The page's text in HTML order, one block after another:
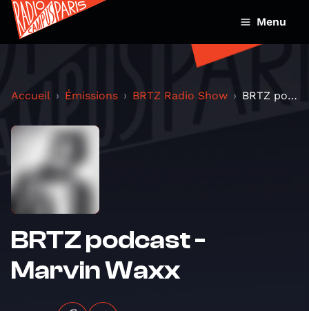
Menu
Accueil Émissions BRTZ Radio Show BRTZ podcast - Marvin Waxx
BRTZ podcast -
Marvin Waxx